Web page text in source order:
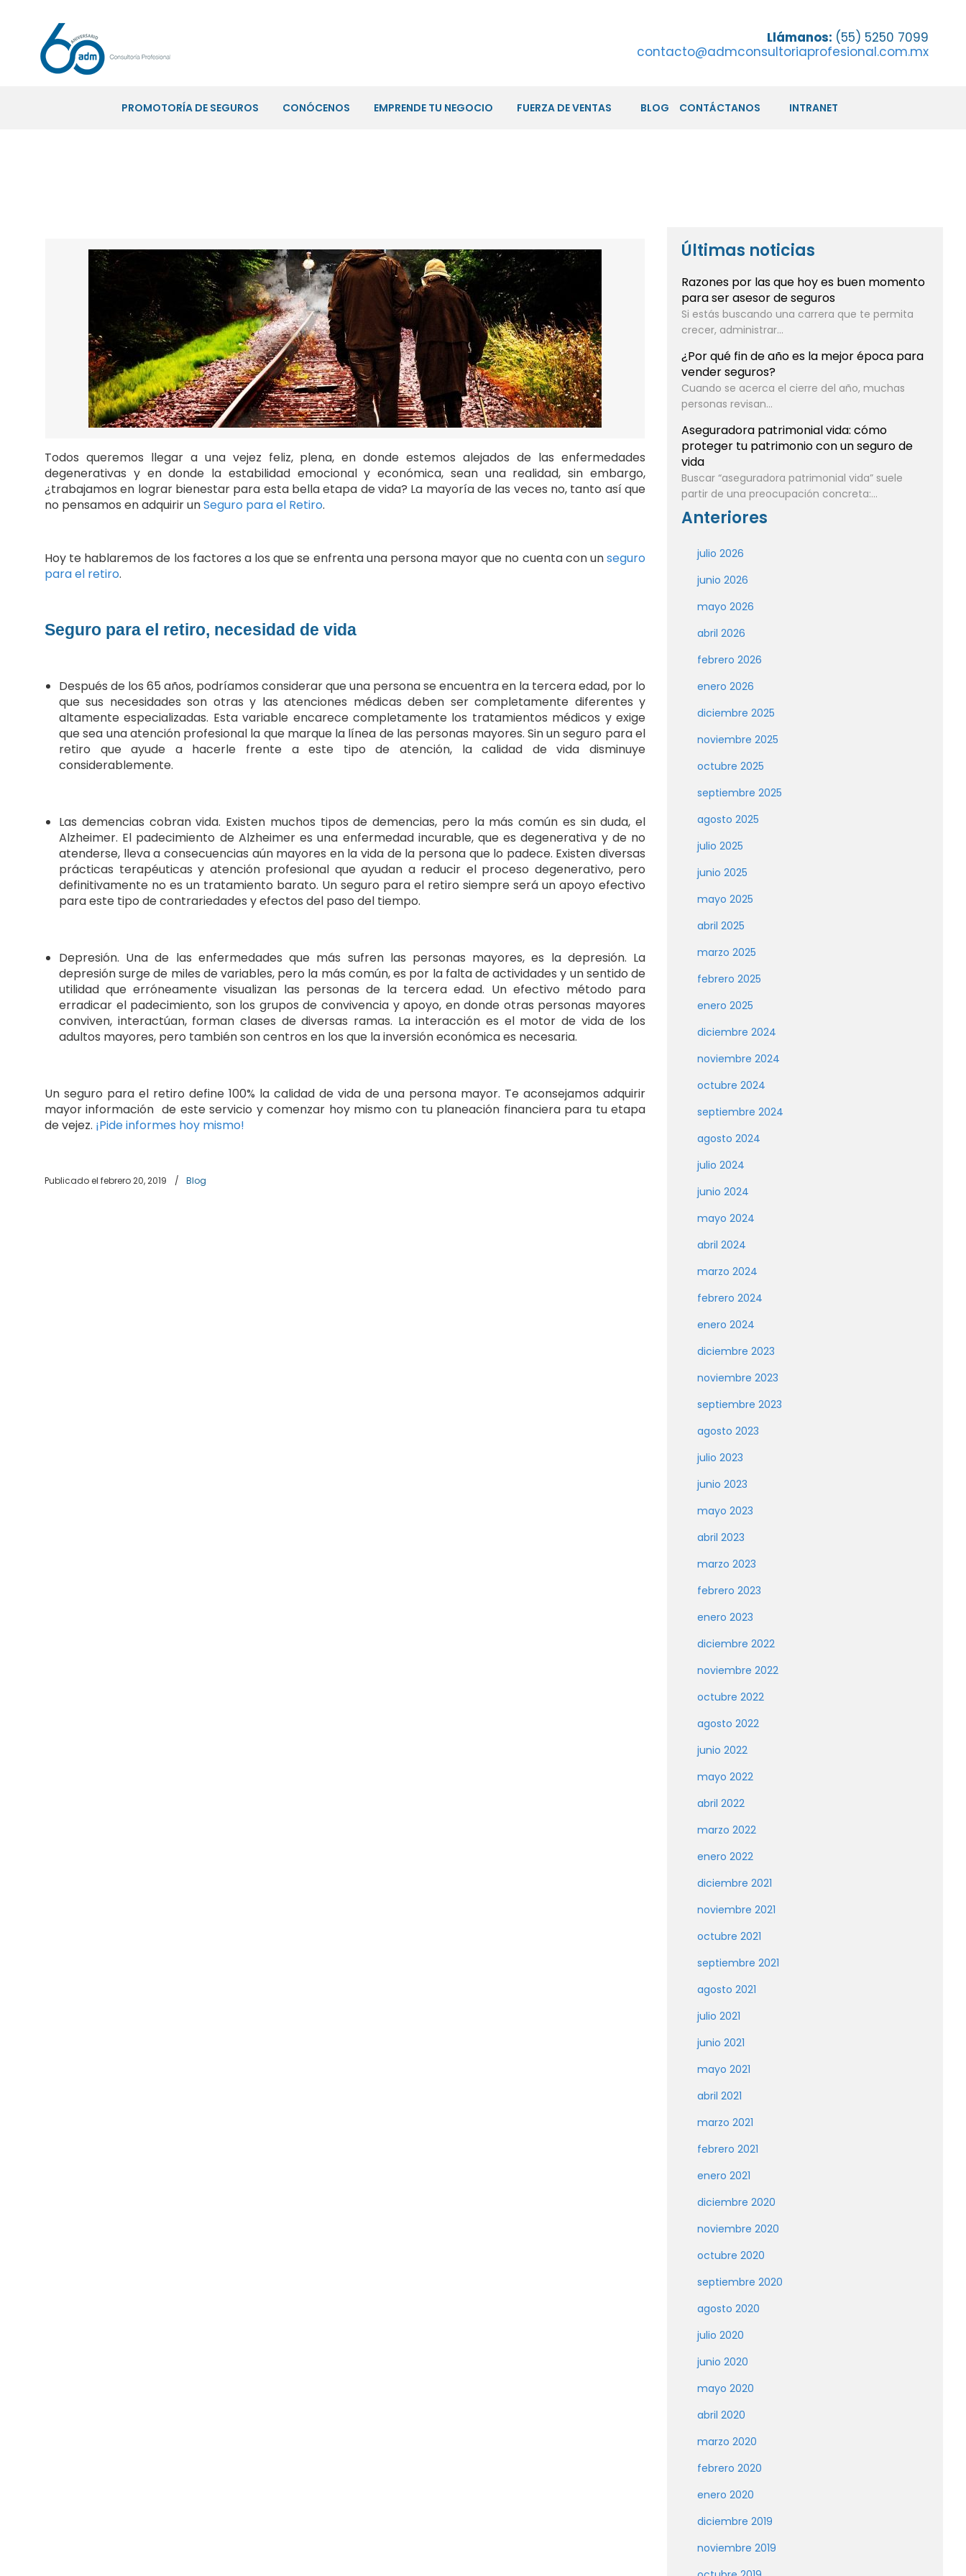
Llámanos: (55) 5250 7099
contacto@admconsultoriaprofesional.com.mx
PROMOTORÍA DE SEGUROS CONÓCENOS EMPRENDE TU NEGOCIO FUERZA DE VENTAS BLOG CONTÁCTANOS INTRANET
Todos queremos llegar a una vejez feliz, plena, en donde estemos alejados de las enfermedades
degenerativas y en donde la estabilidad emocional y económica, sean una realidad, sin embargo,
¿trabajamos en lograr bienestar para esta bella etapa de vida? La mayoría de las veces no, tanto así que
no pensamos en adquirir unSeguro para el Retiro.
Hoy te hablaremos de los factores a los que se enfrenta una persona mayor que no cuenta con unseguro
para el retiro.
Seguro para el retiro, necesidad de vida
Después de los 65 años, podríamos considerar que una persona se encuentra en la tercera edad, por lo
que sus necesidades son otras y las atenciones médicas deben ser completamente diferentes y
altamente especializadas. Esta variable encarece completamente los tratamientos médicos y exige
que sea una atención profesional la que marque la línea de las personas mayores. Sin un seguro para el
retiro que ayude a hacerle frente a este tipo de atención, la calidad de vida disminuye
considerablemente.
Las demencias cobran vida. Existen muchos tipos de demencias, pero la más común es sin duda, el
Alzheimer. El padecimiento de Alzheimer es una enfermedad incurable, que es degenerativa y de no
atenderse, lleva a consecuencias aún mayores en la vida de la persona que lo padece. Existen diversas
prácticas terapéuticas y atención profesional que ayudan a reducir el proceso degenerativo, pero
definitivamente no es un tratamiento barato. Un seguro para el retiro siempre será un apoyo efectivo
para este tipo de contrariedades y efectos del paso del tiempo.
Depresión. Una de las enfermedades que más sufren las personas mayores, es la depresión. La
depresión surge de miles de variables, pero la más común, es por la falta de actividades y un sentido de
utilidad que erróneamente visualizan las personas de la tercera edad. Un efectivo método para
erradicar el padecimiento, son los grupos de convivencia y apoyo, en donde otras personas mayores
conviven, interactúan, forman clases de diversas ramas. La interacción es el motor de vida de los
adultos mayores, pero también son centros en los que la inversión económica es necesaria.
Un seguro para el retiro define 100% la calidad de vida de una persona mayor. Te aconsejamos adquirir
mayor información de este servicio y comenzar hoy mismo con tu planeación financiera para tu etapa
de vejez. ¡Pide informes hoy mismo!
Publicado el febrero 20, 2019 / Blog
Últimas noticias
Razones por las que hoy es buen momento
para ser asesor de seguros
Si estás buscando una carrera que te permita
crecer, administrar...
¿Por qué fin de año es la mejor época para
vender seguros?
Cuando se acerca el cierre del año, muchas
personas revisan...
Aseguradora patrimonial vida: cómo
proteger tu patrimonio con un seguro de
vida
Buscar “aseguradora patrimonial vida” suele
partir de una preocupación concreta:...
Anteriores
julio 2026
junio 2026
mayo 2026
abril 2026
febrero 2026
enero 2026
diciembre 2025
noviembre 2025
octubre 2025
septiembre 2025
agosto 2025
julio 2025
junio 2025
mayo 2025
abril 2025
marzo 2025
febrero 2025
enero 2025
diciembre 2024
noviembre 2024
octubre 2024
septiembre 2024
agosto 2024
julio 2024
junio 2024
mayo 2024
abril 2024
marzo 2024
febrero 2024
enero 2024
diciembre 2023
noviembre 2023
septiembre 2023
agosto 2023
julio 2023
junio 2023
mayo 2023
abril 2023
marzo 2023
febrero 2023
enero 2023
diciembre 2022
noviembre 2022
octubre 2022
agosto 2022
junio 2022
mayo 2022
abril 2022
marzo 2022
enero 2022
diciembre 2021
noviembre 2021
octubre 2021
septiembre 2021
agosto 2021
julio 2021
junio 2021
mayo 2021
abril 2021
marzo 2021
febrero 2021
enero 2021
diciembre 2020
noviembre 2020
octubre 2020
septiembre 2020
agosto 2020
julio 2020
junio 2020
mayo 2020
abril 2020
marzo 2020
febrero 2020
enero 2020
diciembre 2019
noviembre 2019